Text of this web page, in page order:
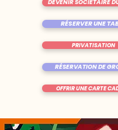
RÉSERVER UNE
OFFRIR UNE CARTE
DEVENIR SOCIÉTAIRE
RÉSERVATION DE
PRIVATISATION